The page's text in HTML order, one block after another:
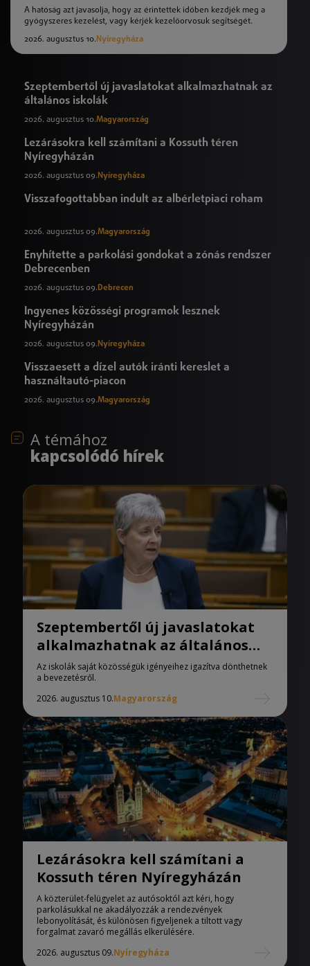
A hatóság azt javasolja, hogy az érintettek időben kezdjék meg a
gyógyszeres kezelést, vagy kérjék kezelőorvosuk segítségét.
2026. augusztus 10. Nyíregyháza
Szeptembertől új javaslatokat alkalmazhatnak az
általános iskolák
2026. augusztus 10.Magyarország
Lezárásokra kell számítani a Kossuth téren
Nyíregyházán
2026. augusztus 09. Nyíregyháza
Visszafogottabban indult az albérletpiaci roham
2026. augusztus 09.Magyarország
Enyhítette a parkolási gondokat a zónás rendszer
Debrecenben
2026. augusztus 09.Debrecen
Ingyenes közösségi programok lesznek
Nyíregyházán
2026. augusztus 09. Nyíregyháza
Visszaesett a dízel autók iránti kereslet a
használtautó-piacon
2026. augusztus 09.Magyarország
A témához
kapcsolódó hírek
Szeptembertől új javaslatokat
alkalmazhatnak az általános
iskolák
Az iskolák saját közösségük igényeihez igazítva dönthetnek
a bevezetésről.
2026. augusztus 10.Magyarország
Lezárásokra kell számítani a
Kossuth téren Nyíregyházán
A közterület-felügyelet az autósoktól azt kéri, hogy
parkolásukkal ne akadályozzák a rendezvények
lebonyolítását, és különösen figyeljenek a tiltott vagy
forgalmat zavaró megállás elkerülésére.
2026. augusztus 09.Nyíregyháza